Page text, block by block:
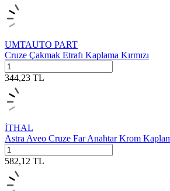
UMTAUTO PART
Cruze Çakmak Etrafı Kaplama Kırmızı
344,23 TL
İTHAL
Astra Aveo Cruze Far Anahtar Krom
582,12 TL